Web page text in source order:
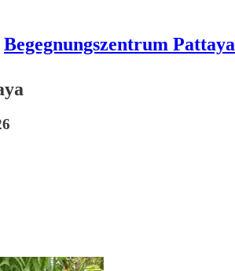
Begegnungszentrum Pattaya